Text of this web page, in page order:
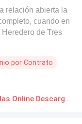
relación abierta la
cuando en
de Tres
por Contrato
UN AMOR FORJADO EN FUEGO Novelas Online Descarga gratuita de PDF